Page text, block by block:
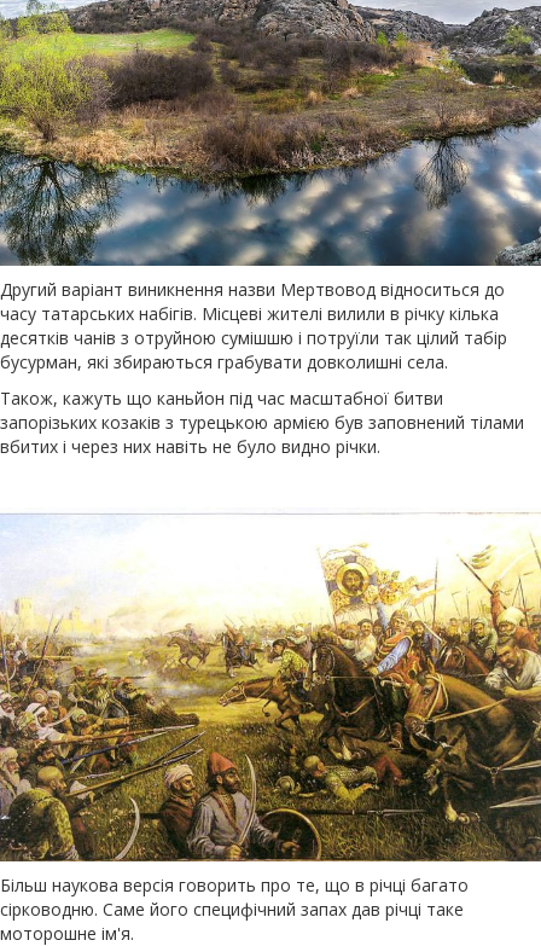
Другий варіант виникнення назви Мертвовод відноситься до
часу татарських набігів. Місцеві жителі вилили в річку кілька
десятків чанів з отруйною сумішшю і потруїли так цілий табір
бусурман, які збираються грабувати довколишні села.
Також, кажуть що каньйон під час масштабної битви
запорізьких козаків з турецькою армією був заповнений тілами
вбитих і через них навіть не було видно річки.
Більш наукова версія говорить про те, що в річці багато
сірководню. Саме його специфічний запах дав річці таке
моторошне ім'я.